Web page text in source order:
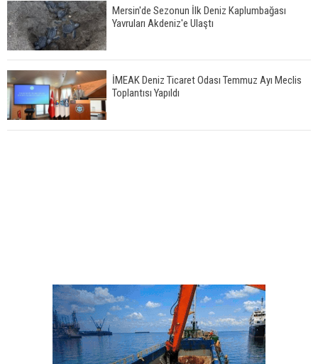
Mersin'de Sezonun İlk Deniz Kaplumbağası
Yavruları Akdeniz'e Ulaştı
İMEAK Deniz Ticaret Odası Temmuz Ayı Meclis
Toplantısı Yapıldı